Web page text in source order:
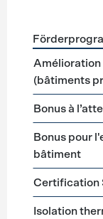
Amélioration
(bâtiments
Bonus à
Bonus pour
bâtiment
Certification
Isolation